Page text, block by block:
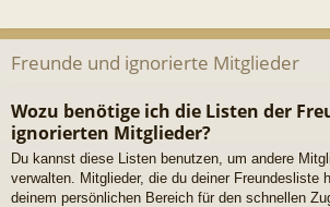
Freunde und ignorierte Mitglieder
Wozu benötige ich die Listen der
ignorierten Mitglieder?
Du kannst diese Listen benutzen, um andere
verwalten. Mitglieder, die du deiner Freundesliste
deinem persönlichen Bereich für den schnellen